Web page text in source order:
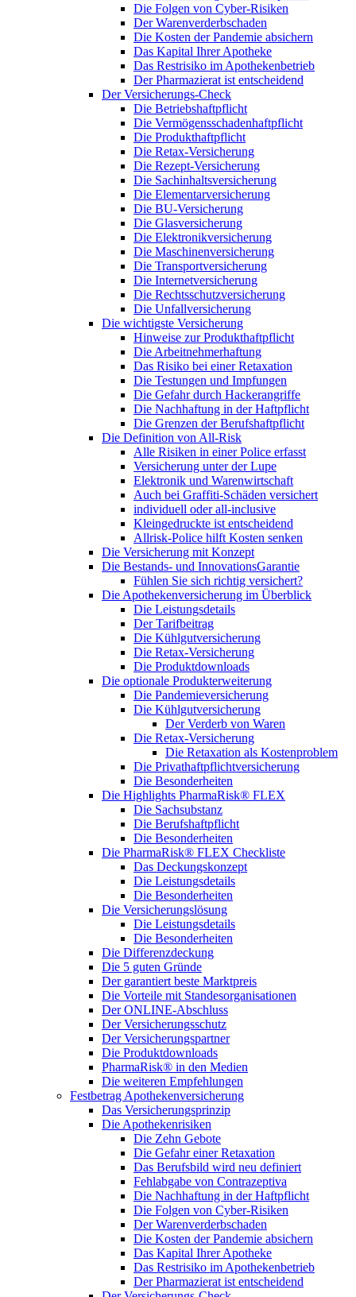
Die Folgen von Cyber-Risiken
Der Warenverderbschaden
Die Kosten der Pandemie absichern
Das Kapital Ihrer Apotheke
Das Restrisiko im Apothekenbetrieb
Der Pharmazierat ist entscheidend
Der Versicherungs-Check
Die Betriebshaftpflicht
Die Vermögensschadenhaftpflicht
Die Produkthaftpflicht
Die Retax-Versicherung
Die Rezept-Versicherung
Die Sachinhaltsversicherung
Die Elementarversicherung
Die BU-Versicherung
Die Glasversicherung
Die Elektronikversicherung
Die Maschinenversicherung
Die Transportversicherung
Die Internetversicherung
Die Rechtsschutzversicherung
Die Unfallversicherung
Die wichtigste Versicherung
Hinweise zur Produkthaftpflicht
Die Arbeitnehmerhaftung
Das Risiko bei einer Retaxation
Die Testungen und Impfungen
Die Gefahr durch Hackerangriffe
Die Nachhaftung in der Haftpflicht
Die Grenzen der Berufshaftpflicht
Die Definition von All-Risk
Alle Risiken in einer Police erfasst
Versicherung unter der Lupe
Elektronik und Warenwirtschaft
Auch bei Graffiti-Schäden versichert
individuell oder all-inclusive
Kleingedruckte ist entscheidend
Allrisk-Police hilft Kosten senken
Die Versicherung mit Konzept
Die Bestands- und InnovationsGarantie
Fühlen Sie sich richtig versichert?
Die Apothekenversicherung im Überblick
Die Leistungsdetails
Der Tarifbeitrag
Die Kühlgutversicherung
Die Retax-Versicherung
Die Produktdownloads
Die optionale Produkterweiterung
Die Pandemieversicherung
Die Kühlgutversicherung
Der Verderb von Waren
Die Retax-Versicherung
Die Retaxation als Kostenproblem
Die Privathaftpflichtversicherung
Die Besonderheiten
Die Highlights PharmaRisk® FLEX
Die Sachsubstanz
Die Berufshaftpflicht
Die Besonderheiten
Die PharmaRisk® FLEX Checkliste
Das Deckungskonzept
Die Leistungsdetails
Die Besonderheiten
Die Versicherungslösung
Die Leistungsdetails
Die Besonderheiten
Die Differenzdeckung
Die 5 guten Gründe
Der garantiert beste Marktpreis
Die Vorteile mit Standesorganisationen
Der ONLINE-Abschluss
Der Versicherungsschutz
Der Versicherungspartner
Die Produktdownloads
PharmaRisk® in den Medien
Die weiteren Empfehlungen
Festbetrag Apothekenversicherung
Das Versicherungsprinzip
Die Apothekenrisiken
Die Zehn Gebote
Die Gefahr einer Retaxation
Das Berufsbild wird neu definiert
Fehlabgabe von Contrazeptiva
Die Nachhaftung in der Haftpflicht
Die Folgen von Cyber-Risiken
Der Warenverderbschaden
Die Kosten der Pandemie absichern
Das Kapital Ihrer Apotheke
Das Restrisiko im Apothekenbetrieb
Der Pharmazierat ist entscheidend